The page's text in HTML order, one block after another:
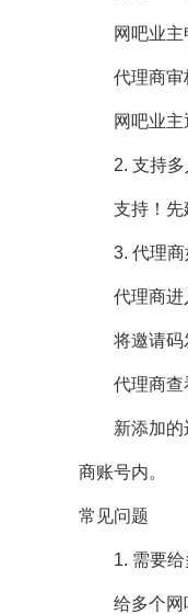
网吧业主申
代理商审核
网吧业主通
2. 支持多
支持！先建
3. 代理商如
代理商进入
将邀请码发
代理商查看
新添加的运
商账号内。
常见问题
1. 需要给多
给多个网吧